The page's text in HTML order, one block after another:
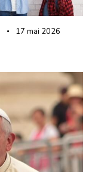
17 mai 2026